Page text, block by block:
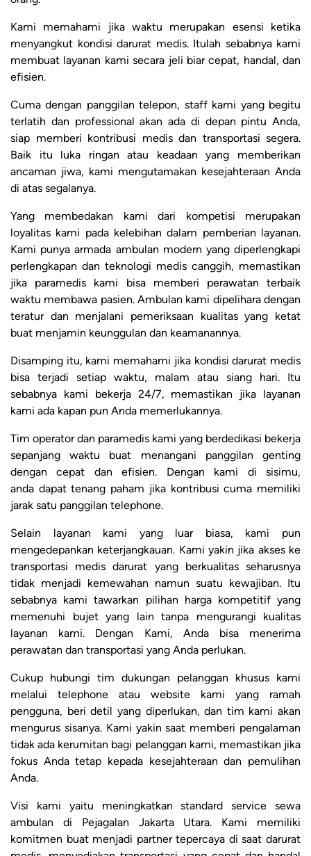
Kami memahami jika waktu merupakan esensi ketika
menyangkut kondisi darurat medis. Itulah sebabnya kami
membuat layanan kami secara jeli biar cepat, handal, dan
efisien.
Cuma dengan panggilan telepon, staff kami yang begitu
terlatih dan professional akan ada di depan pintu Anda,
siap memberi kontribusi medis dan transportasi segera.
Baik itu luka ringan atau keadaan yang memberikan
ancaman jiwa, kami mengutamakan kesejahteraan Anda
di atas segalanya.
Yang membedakan kami dari kompetisi merupakan
loyalitas kami pada kelebihan dalam pemberian layanan.
Kami punya armada ambulan modern yang diperlengkapi
perlengkapan dan teknologi medis canggih, memastikan
jika paramedis kami bisa memberi perawatan terbaik
waktu membawa pasien. Ambulan kami dipelihara dengan
teratur dan menjalani pemeriksaan kualitas yang ketat
buat menjamin keunggulan dan keamanannya.
Disamping itu, kami memahami jika kondisi darurat medis
bisa terjadi setiap waktu, malam atau siang hari. Itu
sebabnya kami bekerja 24/7, memastikan jika layanan
kami ada kapan pun Anda memerlukannya.
Tim operator dan paramedis kami yang berdedikasi bekerja
sepanjang waktu buat menangani panggilan genting
dengan cepat dan efisien. Dengan kami di sisimu,
anda dapat tenang paham jika kontribusi cuma memiliki
jarak satu panggilan telephone.
Selain layanan kami yang luar biasa, kami pun
mengedepankan keterjangkauan. Kami yakin jika akses ke
transportasi medis darurat yang berkualitas seharusnya
tidak menjadi kemewahan namun suatu kewajiban. Itu
sebabnya kami tawarkan pilihan harga kompetitif yang
memenuhi bujet yang lain tanpa mengurangi kualitas
layanan kami. Dengan Kami, Anda bisa menerima
perawatan dan transportasi yang Anda perlukan.
Cukup hubungi tim dukungan pelanggan khusus kami
melalui telephone atau website kami yang ramah
pengguna, beri detil yang diperlukan, dan tim kami akan
mengurus sisanya. Kami yakin saat memberi pengalaman
tidak ada kerumitan bagi pelanggan kami, memastikan jika
fokus Anda tetap kepada kesejahteraan dan pemulihan
Anda.
Visi kami yaitu meningkatkan standard service sewa
ambulan di Pejagalan Jakarta Utara. Kami memiliki
komitmen buat menjadi partner tepercaya di saat darurat